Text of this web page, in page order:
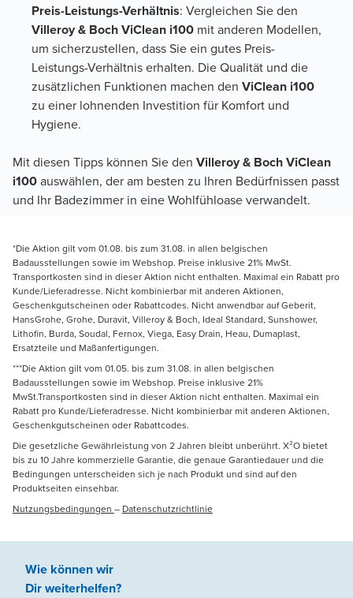
Preis-Leistungs-Verhältnis: Vergleichen Sie den
Villeroy & Boch ViClean i100 mit anderen Modellen,
um sicherzustellen, dass Sie ein gutes Preis-
Leistungs-Verhältnis erhalten. Die Qualität und die
zusätzlichen Funktionen machen den ViClean i100
zu einer lohnenden Investition für Komfort und
Hygiene.
Mit diesen Tipps können Sie den Villeroy & Boch ViClean
i100auswählen, der am besten zu Ihren Bedürfnissen passt
und Ihr Badezimmer in eine Wohlfühloase verwandelt.
*Die Aktion gilt vom 01.08. bis zum 31.08. in allen belgischen
Badausstellungen sowie im Webshop. Preise inklusive 21% MwSt.
Transportkosten sind in dieser Aktion nicht enthalten. Maximal ein Rabatt pro
Kunde/Lieferadresse. Nicht kombinierbar mit anderen Aktionen,
Geschenkgutscheinen oder Rabattcodes. Nicht anwendbar auf Geberit,
HansGrohe, Grohe, Duravit, Villeroy & Boch, Ideal Standard, Sunshower,
Lithofin, Burda, Soudal, Fernox, Viega, Easy Drain, Heau, Dumaplast,
Ersatzteile und Maßanfertigungen.
***Die Aktion gilt vom 01.05. bis zum 31.08. in allen belgischen
Badausstellungen sowie im Webshop. Preise inklusive 21%
MwSt.Transportkosten sind in dieser Aktion nicht enthalten. Maximal ein
Rabatt pro Kunde/Lieferadresse. Nicht kombinierbar mit anderen Aktionen,
Geschenkgutscheinen oder Rabattcodes.
Die gesetzliche Gewährleistung von 2 Jahren bleibt unberührt. X²O bietet
bis zu 10 Jahre kommerzielle Garantie, die genaue Garantiedauer und die
Bedingungen unterscheiden sich je nach Produkt und sind auf den
Produktseiten einsehbar.
Nutzungsbedingungen – Datenschutzrichtlinie
Wie können wir
Dir weiterhelfen?